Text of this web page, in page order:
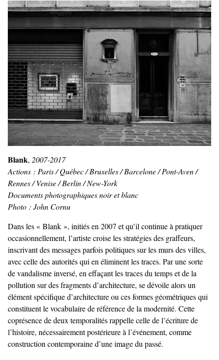
Blank, 2007-2017
Actions : Paris / Québec / Bruxelles / Barcelone / Pont-Aven /
Rennes / Venise / Berlin / New-York
Documents photographiques noir et blanc
Photo : John Cornu
Dans les « Blank », initiés en 2007 et qu’il continue à pratiquer
occasionnellement, l’artiste croise les stratégies des graffeurs,
inscrivant des messages parfois politiques sur les murs des villes,
avec celle des autorités qui en éliminent les traces. Par une sorte
de vandalisme inversé, en effaçant les traces du temps et de la
pollution sur des fragments d’architecture, se dévoile alors un
élément spécifique d’architecture ou ces formes géométriques qui
constituent le vocabulaire de référence de la modernité. Cette
coprésence de deux temporalités rappelle celle de l’écriture de
l’histoire, nécessairement postérieure à l’événement, comme
construction contemporaine d’une image du passé.